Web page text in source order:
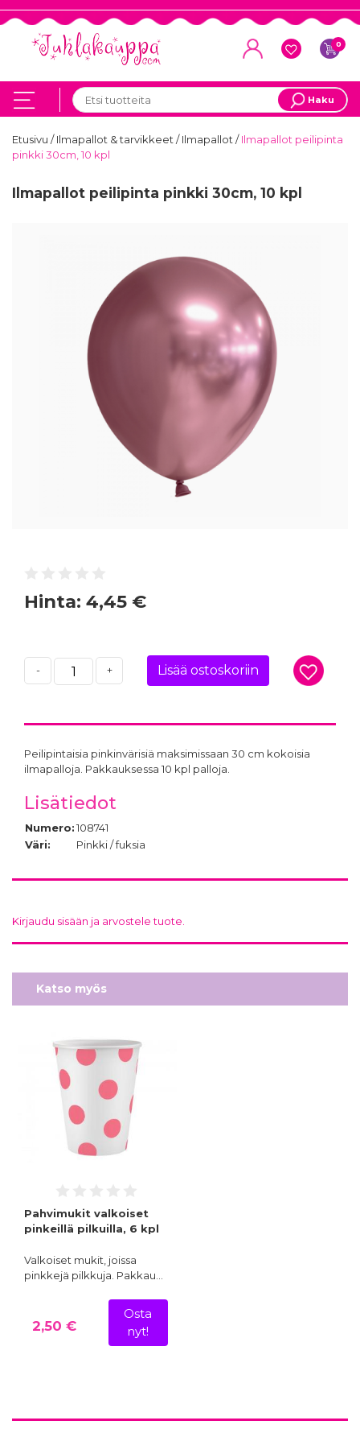
0
Haku
Etusivu /Ilmapallot & tarvikkeet/Ilmapallot/Ilmapallot peilipinta
pinkki 30cm, 10 kpl
Ilmapallot peilipinta pinkki 30cm, 10 kpl
Hinta: 4,45 €
- + Lisää ostoskoriin
Peilipintaisia pinkinvärisiä maksimissaan 30 cm kokoisia
ilmapalloja. Pakkauksessa 10 kpl palloja.
Lisätiedot
Numero:108741
Väri:
Pinkki / fuksia
Kirjaudu sisään ja arvostele tuote.
Katso myös
Pahvimukit valkoiset
pinkeillä pilkuilla, 6 kpl
Valkoiset mukit, joissa
pinkkejä pilkkuja. Pakkau…
2,50 €
Osta
nyt!